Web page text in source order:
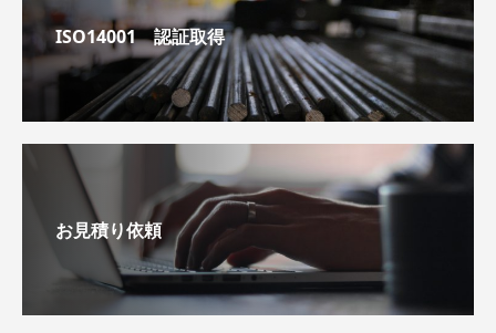
ISO14001 認証取得
お見積り依頼